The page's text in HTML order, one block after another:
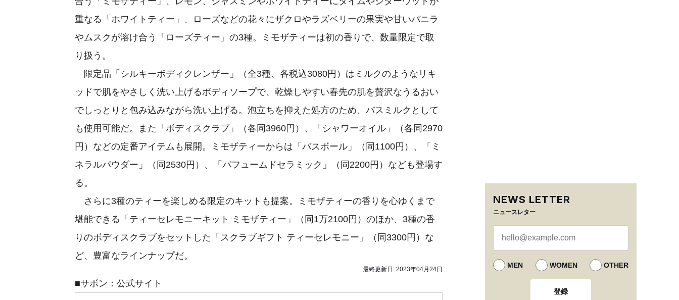
重なる「ホワイトティー」、ローズなどの花々にザクロやラズベリーの果実や甘いバニラ
やムスクが溶け合う「ローズティー」の3種。ミモザティーは初の香りで、数量限定で取
り扱う。
限定品「シルキーボディクレンザー」（全3種、各税込3080円）はミルクのようなリキ
ッドで肌をやさしく洗い上げるボディソープで、乾燥しやすい春先の肌を贅沢なうるおい
でしっとりと包み込みながら洗い上げる。泡立ちを抑えた処方のため、バスミルクとして
も使用可能だ。また「ボディスクラブ」（各同3960円）、「シャワーオイル」（各同2970
円）などの定番アイテムも展開。ミモザティーからは「バスボール」（同1100円）、「ミ
ネラルパウダー」（同2530円）、「パフュームドセラミック」（同2200円）なども登場す
る。
さらに3種のティーを楽しめる限定のキットも提案。ミモザティーの香りを心ゆくまで
堪能できる「ティーセレモニーキット ミモザティー」（同1万2100円）のほか、3種の香
りのボディスクラブをセットした「スクラブギフト ティーセレモニー」（同3300円）な
ど、豊富なラインナップだ。
最終更新日: 2023年04月24日
■サボン：公式サイト
NEWS LETTER
ニュースレター
MEN WOMEN OTHER
登録